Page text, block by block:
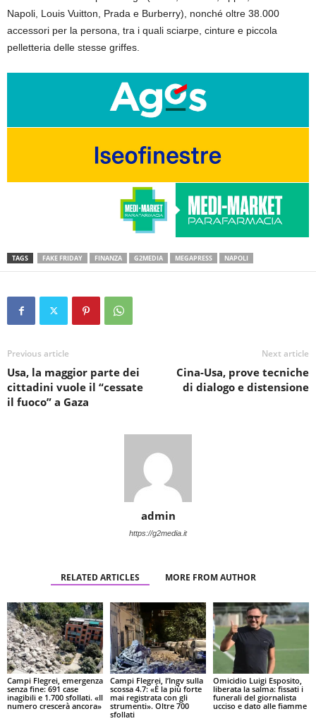
Napoli, Louis Vuitton, Prada e Burberry), nonché oltre 38.000
accessori per la persona, tra i quali sciarpe, cinture e piccola
pelletteria delle stesse griffes.
TAGS FAKE FRIDAY FINANZA G2MEDIA MEGAPRESS NAPOLI
Previous article
Usa, la maggior parte dei
cittadini vuole il “cessate
il fuoco” a Gaza
Next article
Cina-Usa, prove tecniche
di dialogo e distensione
admin
https://g2media.it
RELATED ARTICLES MORE FROM AUTHOR
Campi Flegrei, emergenza
senza fine: 691 case
inagibili e 1.700 sfollati. «Il
numero crescerà ancora»
Campi Flegrei, l’Ingv sulla
scossa 4.7: «È la più forte
mai registrata con gli
strumenti». Oltre 700
sfollati
Omicidio Luigi Esposito,
liberata la salma: fissati i
funerali del giornalista
ucciso e dato alle fiamme